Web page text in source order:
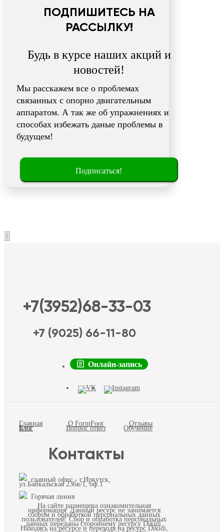
ПОДПИШИТЕСЬ НА
РАССЫЛКУ!
Будь в курсе наших акций и
новостей!
Мы расскажем все о проблемах
связанных с опорно двигательным
аппаратом. А так же об упражнениях и
способах избежать даные проблемы в
будущем!
Подписаться!
+7(3952)68-33-03
+7 (9025) 66-11-80
Онлайн-запись
Главная О FormFoot Отзывы
Блог Вопрос ответ Обучение
Контакты
главный офис - г.Иркутск,
ул.Байкальская 236в/1, оф.1
Горячая линия
На сайте размещена ознакомительная
информация. Данный ресурс не занимается
сбором и обработкой персональных данных
пользователей. Сбор и обработка персональных
данных переданы стороннему ресурсу Dikidi.
Находясь на ресурсе и переходя на ресурс Dikidi,